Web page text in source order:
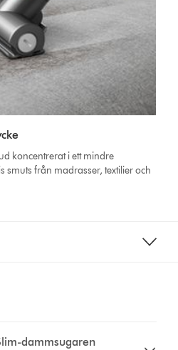
koncentrerat i ett mindre
smuts från madrasser, textilier och
dammsugaren